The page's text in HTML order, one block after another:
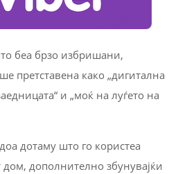
беа брзо избришани,
претставена како „дигитална
и „моќ на луѓето на
дотаму што го користеа
дополнително збунувајќи